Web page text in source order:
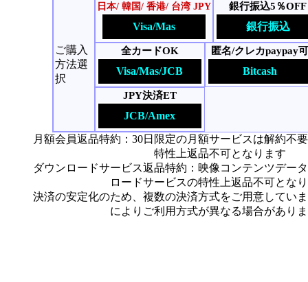
ご購入
方法選
択
日本/ 韓国/ 香港/ 台湾 JPY
Visa/Mas
銀行振込5％OFF
銀行振込
全カードOK
Visa/Mas/JCB
匿名/クレカpaypay可
Bitcash
JPY決済ET
JCB/Amex
月額会員返品特約：30日限定の月額サービスは解約不
特性上返品不可となります
ダウンロードサービス返品特約：映像コンテンツデー
ロードサービスの特性上返品不可とな
決済の安定化のため、複数の決済方式をご用意してい
によりご利用方式が異なる場合があり